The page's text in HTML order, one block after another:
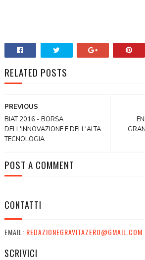
RELATED POSTS
PREVIOUS
BIAT 2016 - BORSA
DELL'INNOVAZIONE E DELL'ALTA
TECNOLOGIA
POST A COMMENT
CONTATTI
EMAIL: REDAZIONEGRAVITAZERO@GMAIL.COM
SCRIVICI